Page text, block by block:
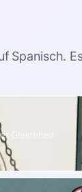
Spanisch.
Gleichheit